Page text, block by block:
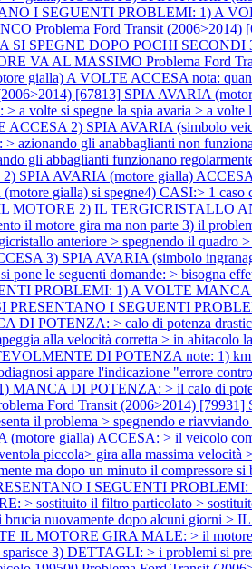
I SEGUENTI PROBLEMI: 1) A
Problema Ford Transit
SPEGNE DOPO POCHI
VA AL MASSIMO Problema Ford
A VOLTE ACCESA nota:
[67813] SPIA AVARIA
a volte si spegne la spia avaria > a volte
2) SPIA AVARIA (simbolo
gli anabbaglianti non
gli abbaglianti funzionano
AVARIA (motore gialla)
gialla) si spegne4) CASI:> 1
MOTORE 2) IL TERGICRISTALLO
gira ma non parte 3) il
anteriore > spegnendo il quadro
3) SPIA AVARIA (simbolo
le seguenti domande: > bisogna
PROBLEMI: 1) A VOLTE
PRESENTANO I SEGUENTI
DI POTENZA: > calo di potenza
alla velocità corretta > in abitacolo
DI POTENZA note: 1)
appare l'indicazione "errore
DI POTENZA: > il calo di
Ford Transit (2006>2014)
il problema > spegnendo e riavviando
gialla) ACCESA: > il veicolo
piccola> gira alla massima velocità
ma dopo un minuto il compressore
I SEGUENTI
> sostituito il filtro particolato >
nuovamente dopo alcuni giorni
IL MOTORE GIRA MALE: > il
3) DETTAGLI: > i problemi si